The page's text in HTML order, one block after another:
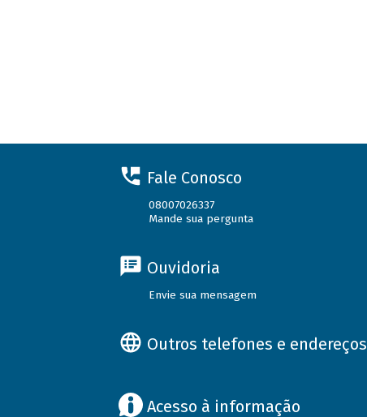
Fale Conosco
08007026337
Mande sua pergunta
Ouvidoria
Envie sua mensagem
Outros telefones e endereços
Acesso à informação